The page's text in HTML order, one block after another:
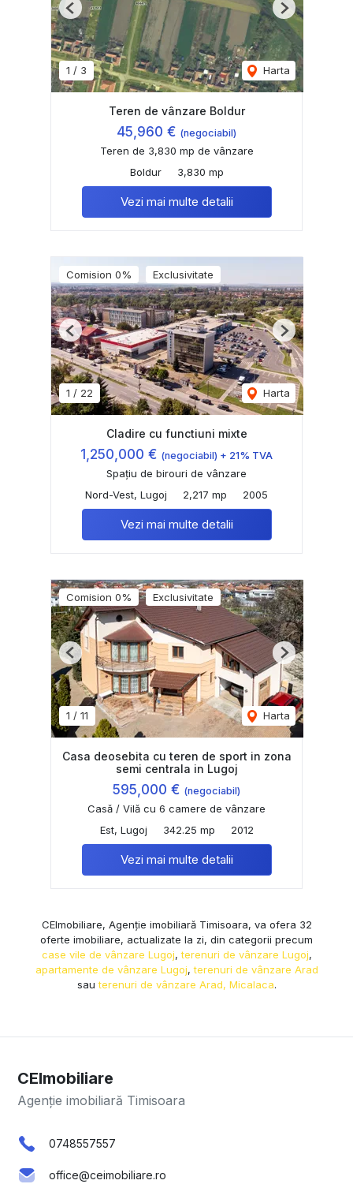
1 / 3 Harta
Previous Next
Teren de vânzare Boldur
45,960 € (negociabil)
Teren de 3,830 mp de vânzare
Boldur
3,830 mp
Vezi mai multe detalii
Comision 0% Exclusivitate
1 / 22 Harta
Previous Next
Cladire cu functiuni mixte
1,250,000 € (negociabil) + 21% TVA
Spațiu de birouri de vânzare
Nord-Vest, Lugoj
2,217 mp 2005
Vezi mai multe detalii
Comision 0% Exclusivitate
1 / 11 Harta
Previous Next
Casa deosebita cu teren de sport in zona
semi centrala in Lugoj
595,000 € (negociabil)
Casă / Vilă cu 6 camere de vânzare
Est, Lugoj
342.25 mp 2012
Vezi mai multe detalii
CEImobiliare, Agenție imobiliară Timisoara, va ofera 32
oferte imobiliare, actualizate la zi, din categorii precum
case vile de vânzare Lugoj,terenuri de vânzare Lugoj,
apartamente de vânzare Lugoj,terenuri de vânzare Arad
sauterenuri de vânzare Arad, Micalaca.
CEImobiliare
Agenție imobiliară Timisoara
0748557557
office@ceimobiliare.ro